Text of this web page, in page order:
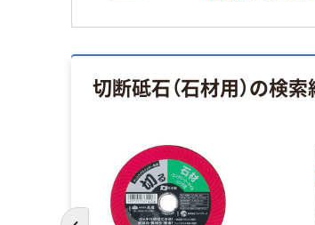
切断砥石（石材用）の検索